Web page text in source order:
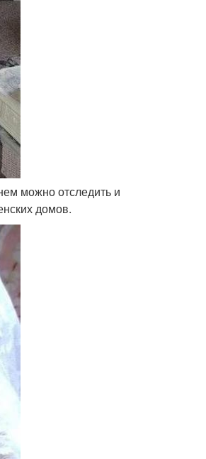
можно отследить и
домов.